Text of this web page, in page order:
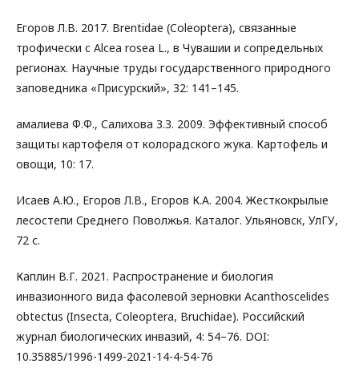
Егоров Л.В. 2017. Brentidae (Coleoptera), связанные
трофически с Alcea rosea L., в Чувашии и сопредельных
регионах. Научные труды государственного природного
заповедника «Присурский», 32: 141–145.
амалиева Ф.Ф., Салихова З.З. 2009. Эффективный способ
защиты картофеля от колорадского жука. Картофель и
овощи, 10: 17.
Исаев А.Ю., Егоров Л.В., Егоров К.А. 2004. Жесткокрылые
лесостепи Среднего Поволжья. Каталог. Ульяновск, УлГУ,
72 с.
Каплин В.Г. 2021. Распространение и биология
инвазионного вида фасолевой зерновки Acanthoscelides
obtectus (Insecta, Coleoptera, Bruchidae). Российский
журнал биологических инвазий, 4: 54–76. DOI:
10.35885/1996-1499-2021-14-4-54-76